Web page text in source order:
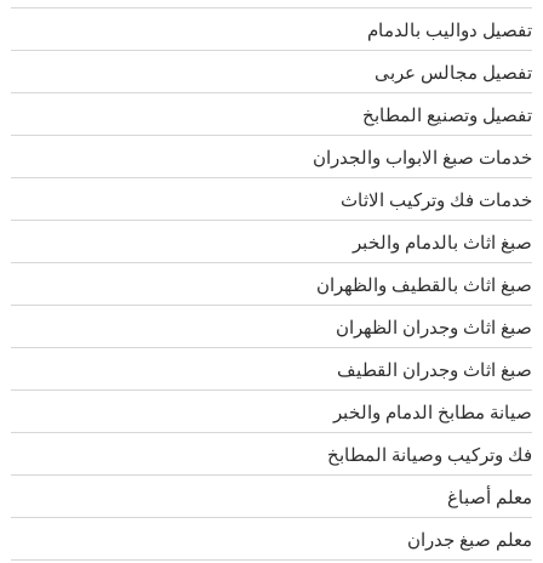
تفصيل دواليب بالدمام
تفصيل مجالس عربى
تفصيل وتصنيع المطابخ
خدمات صبغ الابواب والجدران
خدمات فك وتركيب الاثاث
صبغ اثاث بالدمام والخبر
صبغ اثاث بالقطيف والظهران
صبغ اثاث وجدران الظهران
صبغ اثاث وجدران القطيف
صيانة مطابخ الدمام والخبر
فك وتركيب وصيانة المطابخ
معلم أصباغ
معلم صبغ جدران